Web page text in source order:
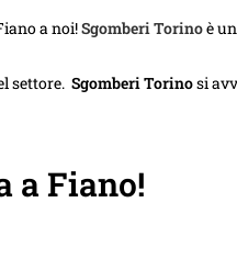
a noi!Sgomberi Torinoè
settore. Sgomberi Torinosi
a Fiano!